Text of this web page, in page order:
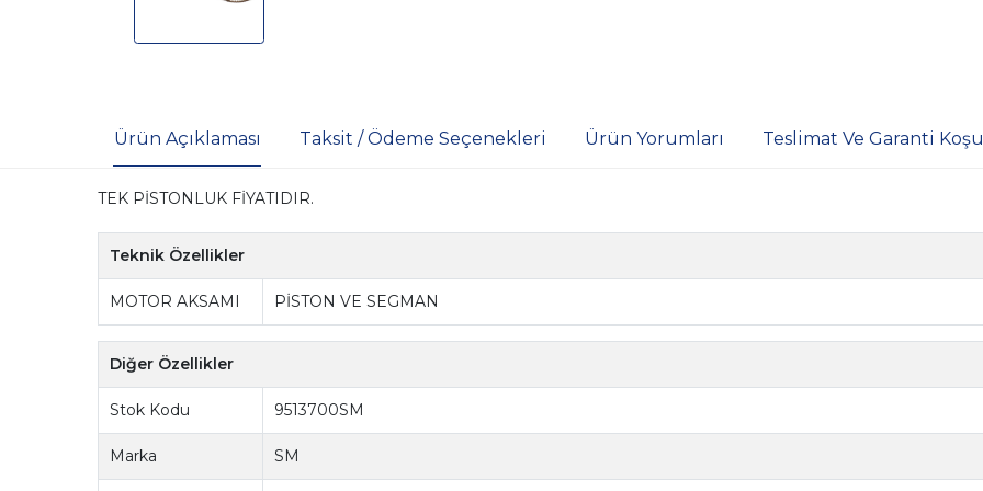
Ürün Açıklaması Taksit / Ödeme Seçenekleri Ürün Yorumları Teslimat Ve Garanti
TEK PİSTONLUK FİYATIDIR.
Teknik Özellikler
MOTOR AKSAMI PİSTON VE SEGMAN
Diğer Özellikler
Stok Kodu 9513700SM
Marka SM